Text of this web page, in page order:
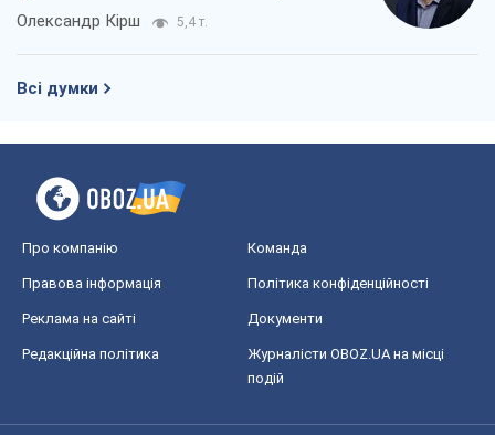
Олександр Кірш 5,4 т.
Всі думки
Про компанію Команда
Правова інформація Політика конфіденційності
Реклама на сайті Документи
Редакційна політика
Журналісти OBOZ.UA на місці
подій